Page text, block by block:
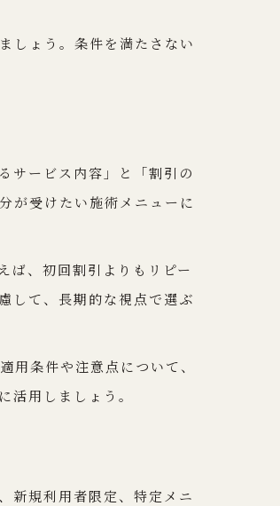
しょう。条件を満たさない
サービス内容」と「割引の
が受けたい施術メニューに
ば、初回割引よりもリピー
して、長期的な視点で選ぶ
用条件や注意点について、
用しましょう。
新規利用者限定、特定メニ